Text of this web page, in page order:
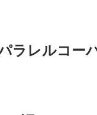
パラレルコー